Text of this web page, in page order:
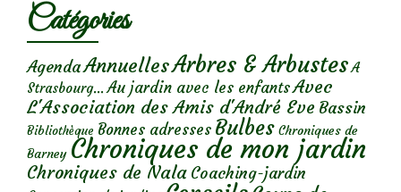
Catégories
AgendaAnnuellesArbres & Arbustes A
Strasbourg... Au jardin avec les enfantsAvec
L'Association des Amis d'André Eve Bassin
Bibliothèque Bonnes adresses Bulbes Chroniques de
Barney Chroniques de mon jardin
Chroniques de Nala Coaching-jardin